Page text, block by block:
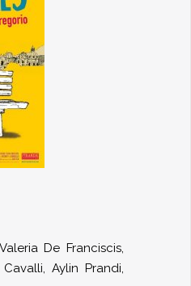
Valeria De Franciscis,
Cavalli,Aylin Prandi,